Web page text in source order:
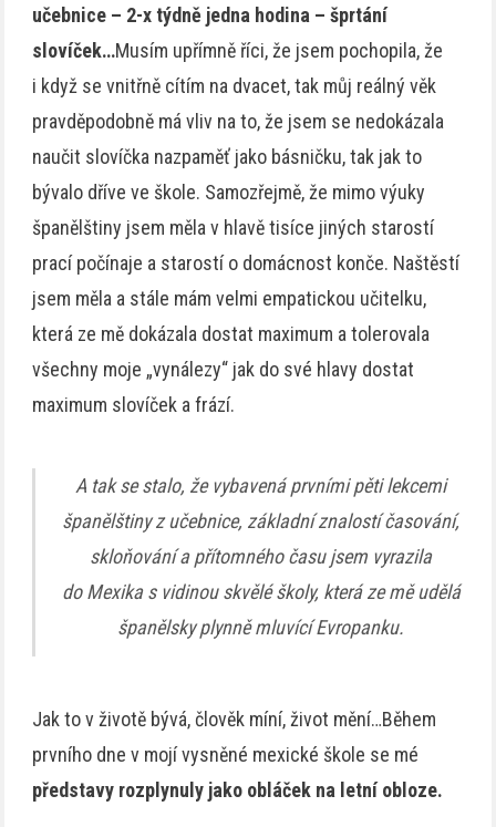
učebnice – 2-x týdně jedna hodina – šprtání
slovíček…Musím upřímně říci, že jsem pochopila, že
i když se vnitřně cítím na dvacet, tak můj reálný věk
pravděpodobně má vliv na to, že jsem se nedokázala
naučit slovíčka nazpaměť jako básničku, tak jak to
bývalo dříve ve škole. Samozřejmě, že mimo výuky
španělštiny jsem měla v hlavě tisíce jiných starostí
prací počínaje a starostí o domácnost konče. Naštěstí
jsem měla a stále mám velmi empatickou učitelku,
která ze mě dokázala dostat maximum a tolerovala
všechny moje „vynálezy“ jak do své hlavy dostat
maximum slovíček a frází.
A tak se stalo, že vybavená prvními pěti lekcemi
španělštiny z učebnice, základní znalostí časování,
skloňování a přítomného času jsem vyrazila
do Mexika s vidinou skvělé školy, která ze mě udělá
španělsky plynně mluvící Evropanku.
Jak to v životě bývá, člověk míní, život mění…Během
prvního dne v mojí vysněné mexické škole se mé
představy rozplynuly jako obláček na letní obloze.